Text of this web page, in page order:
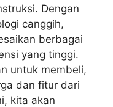
Dengan
canggih,
berbagai
yang tinggi.
untuk membeli,
dan fitur dari
kita akan